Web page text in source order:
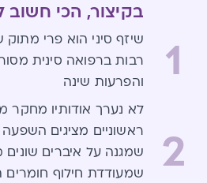
בקיצור, הכי
1
שיזף סיני הוא פרי
רבות ברפואה סינית
והפרעות שינה
2
לא נערך אודותיו מחקר
ראשוניים מציגים
שמגנה על איברים שונים
שמעודדת חילוף חומרים